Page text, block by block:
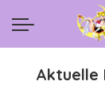
Aktuelle